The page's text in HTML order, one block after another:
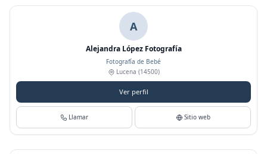
A
Alejandra López Fotografía
Fotografía de Bebé
Lucena (14500)
Ver perfil
Llamar Sitio web